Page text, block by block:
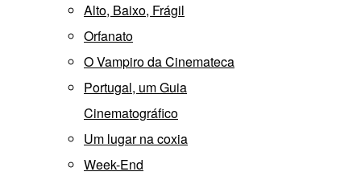
Alto, Baixo, Frágil
Orfanato
O Vampiro da Cinemateca
Portugal, um Guia
Cinematográfico
Um lugar na coxia
Week-End